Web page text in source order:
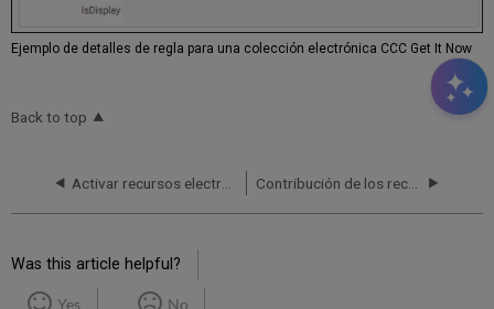
Ejemplo de detalles de regla para una colección electrónica CCC Get It Now
Back to top
Was this article helpful?
Yes No